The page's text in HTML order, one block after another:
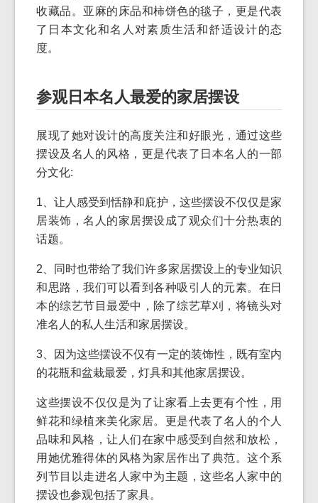
收藏品。亚麻的床品和柿饼色的毯子，更是代表
了日本文化和名人对素质生活和舒适设计的态
度。
参观日本名人最爱的家居摆设
展现了她对设计的高度关注和好眼光，通过这些
摆设及名人的风格，更是代表了日本名人的一部
分文化:
1、让人感受到恬静和庇护，这些摆设不仅仅是家
居装饰，名人的家居摆设成了观众们十分热衷的
话题。
2、同时也带给了我们许多家居摆设上的专业知识
和思路，我们可以看到各种吸引人的元素。在日
本的综艺节目最爱中，除了综艺草刈，将镜头对
准名人的私人生活和家居摆设。
3、因为这些摆设不仅有一定的装饰性，既有室内
的花瓶和盆栽最爱，灯具和其他家居摆设。
这些摆设不仅仅是为了让家看上去更有个性，用
鲜花和绿植来美化家居。更是代表了名人的个人
品味和风格，让人们在家中感受到自然和放松，
用她优雅得体的风格为家居作出了典范。这个系
列节目以走进名人家中为主题，这些名人家中的
摆设也参观包括了家具。